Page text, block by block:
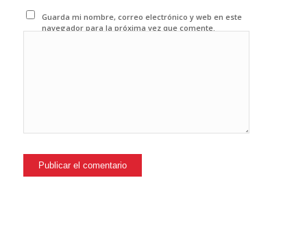
Guarda mi nombre, correo electrónico y web en este
navegador para la próxima vez que comente.